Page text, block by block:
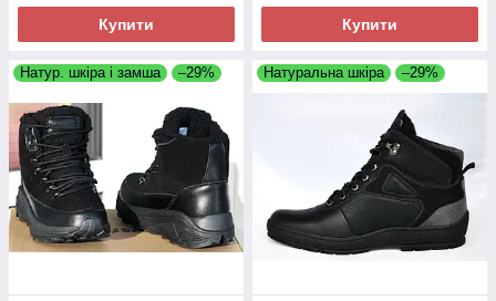
Купити Купити
Натур. шкіра і замша –29% Натуральна шкіра –29%